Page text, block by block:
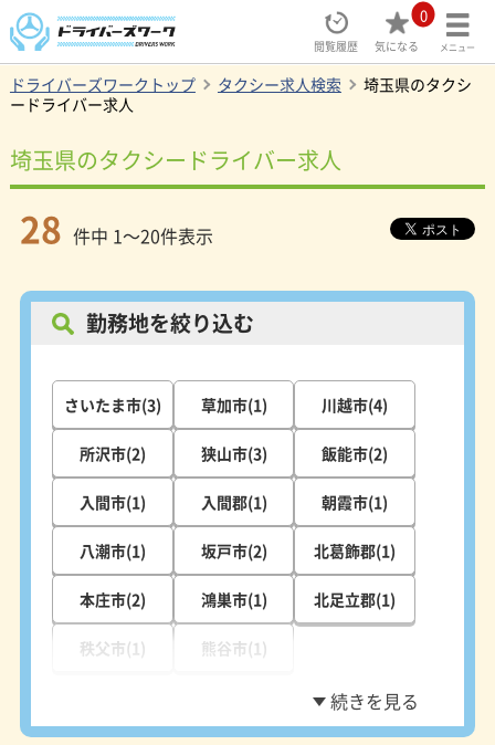
閲覧履歴
0
気になる メニュー
ドライバーズワークトップ タクシー求人検索
埼玉県のタクシ
ードライバー求人
埼玉県のタクシードライバー求人
28 件中 1～20件表示
勤務地を絞り込む
さいたま市(3) 草加市(1) 川越市(4)
所沢市(2) 狭山市(3) 飯能市(2)
入間市(1) 入間郡(1) 朝霞市(1)
八潮市(1) 坂戸市(2) 北葛飾郡(1)
本庄市(2) 鴻巣市(1) 北足立郡(1)
秩父市(1) 熊谷市(1)